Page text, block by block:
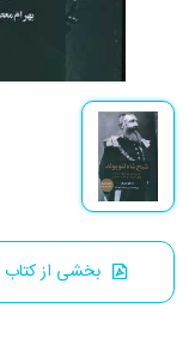
بخشی از کتاب